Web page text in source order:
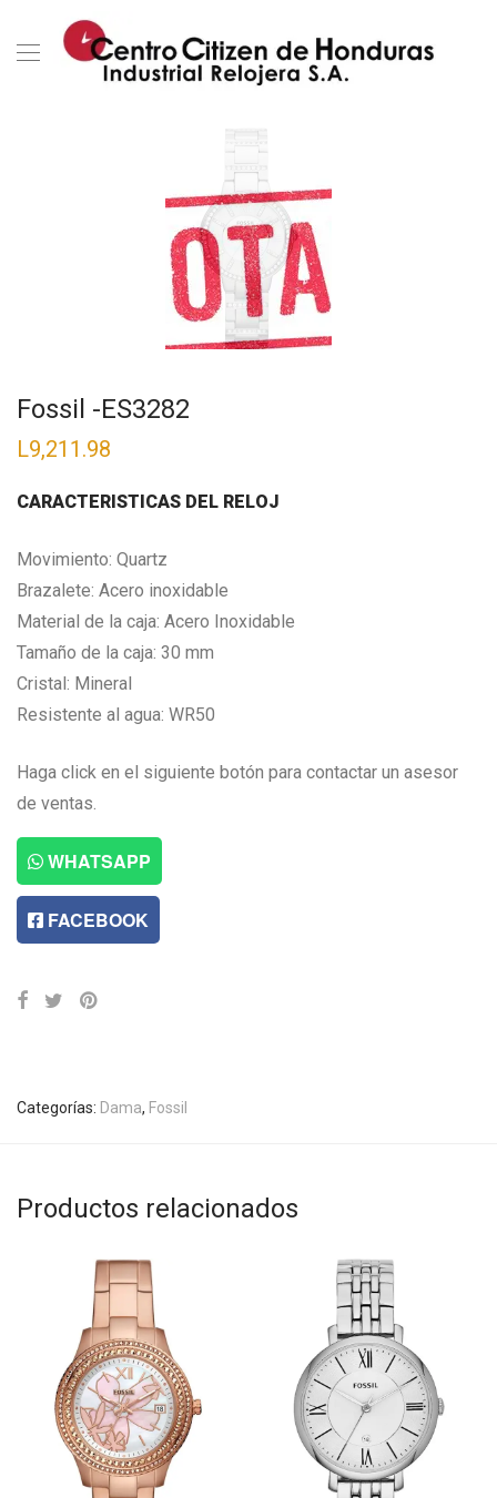
Fossil -ES3282
L9,211.98
CARACTERISTICAS DEL RELOJ
Movimiento: Quartz
Brazalete: Acero inoxidable
Material de la caja: Acero Inoxidable
Tamaño de la caja: 30 mm
Cristal: Mineral
Resistente al agua: WR50
Haga click en el siguiente botón para contactar un asesor
de ventas.
WHATSAPP
FACEBOOK
Categorías: Dama, Fossil
Productos relacionados